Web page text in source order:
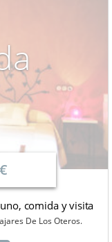
comida y visita
De Los Oteros.